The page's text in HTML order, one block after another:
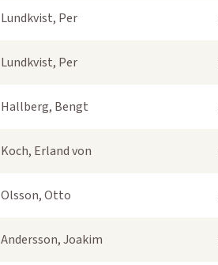
Lundkvist, Per
Lundkvist, Per
Hallberg, Bengt
Koch, Erland von
Olsson, Otto
Andersson, Joakim